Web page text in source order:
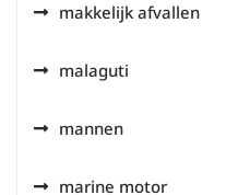
makkelijk afvallen
malaguti
mannen
marine motor